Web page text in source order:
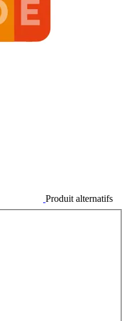
Produit alternatifs